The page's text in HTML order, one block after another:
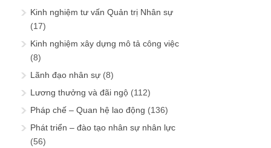
Kinh nghiệm tư vấn Quản trị Nhân sự
(17)
Kinh nghiệm xây dựng mô tả công việc
(8)
Lãnh đạo nhân sự (8)
Lương thưởng và đãi ngộ (112)
Pháp chế – Quan hệ lao động (136)
Phát triển – đào tạo nhân sự nhân lực
(56)